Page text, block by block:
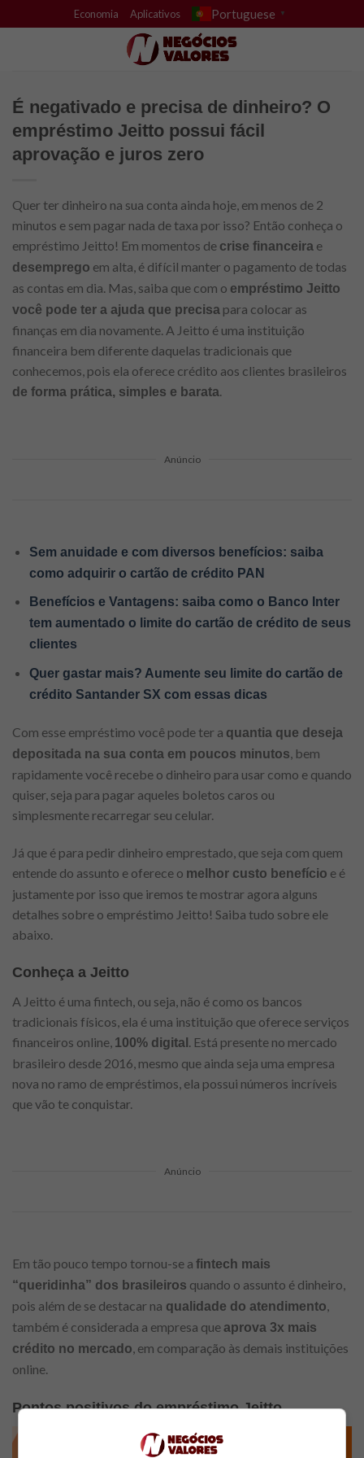
to
Economia Aplicativos Portuguese ▼
É negativado e precisa de dinheiro? O
empréstimo Jeitto possui fácil
aprovação e juros zero
Quer ter dinheiro na sua conta ainda hoje, em menos de 2
minutos e sem pagar nada de taxa por isso? Então conheça o
empréstimo Jeitto! Em momentos de crise financeira e
desemprego em alta, é difícil manter o pagamento de todas
as contas em dia. Mas, saiba que com o empréstimo Jeitto
você pode ter a ajuda que precisa para colocar as
finanças em dia novamente. A Jeitto é uma instituição
financeira bem diferente daquelas tradicionais que
conhecemos, pois ela oferece crédito aos clientes brasileiros
de forma prática, simples e barata.
Anúncio
Sem anuidade e com diversos benefícios: saiba
como adquirir o cartão de crédito PAN
Benefícios e Vantagens: saiba como o Banco Inter
tem aumentado o limite do cartão de crédito de seus
clientes
Quer gastar mais? Aumente seu limite do cartão de
crédito Santander SX com essas dicas
Com esse empréstimo você pode ter a quantia que deseja
depositada na sua conta em poucos minutos , bem
rapidamente você recebe o dinheiro para usar como e quando
quiser, seja para pagar aqueles boletos caros ou
simplesmente recarregar seu celular.
Já que é para pedir dinheiro emprestado, que seja com quem
entende do assunto e oferece o melhor custo benefício e é
justamente por isso que iremos te mostrar agora alguns
detalhes sobre o empréstimo Jeitto! Saiba tudo sobre ele
abaixo.
Conheça a Jeitto
A Jeitto é uma fintech, ou seja, não é como os bancos
tradicionais físicos, ela é uma instituição que oferece serviços
financeiros online, 100% digital . Está presente no mercado
brasileiro desde 2016, mesmo que ainda seja uma empresa
nova no ramo de empréstimos, ela possui números incríveis
que vão te conquistar.
Anúncio
Em tão pouco tempo tornou-se a fintech mais
“queridinha” dos brasileiros quando o assunto é dinheiro,
pois além de se destacar na qualidade do atendimento,
também é considerada a empresa queaprova 3x mais
crédito no mercado, em comparação às demais instituições
online.
Pontos positivos do empréstimo Jeitto